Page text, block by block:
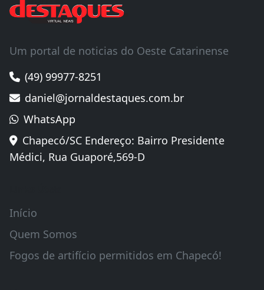
Um portal de noticias do Oeste Catarinense
(49) 99977-8251
daniel@jornaldestaques.com.br
WhatsApp
Chapecó/SC Endereço: Bairro Presidente
Médici, Rua Guaporé,569-D
Início
Quem Somos
Fogos de artifício permitidos em Chapecó!